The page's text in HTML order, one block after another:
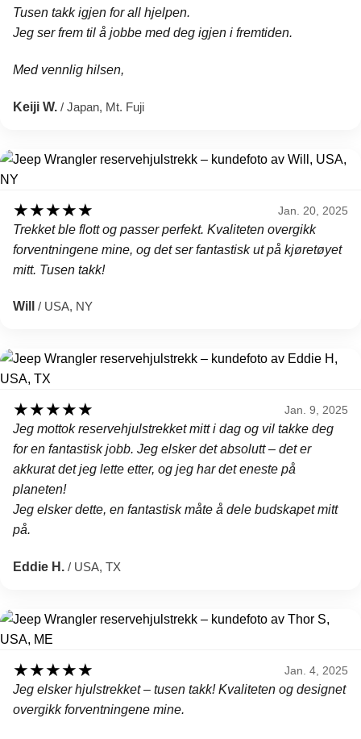
Tusen takk igjen for all hjelpen.
Jeg ser frem til å jobbe med deg igjen i fremtiden.
Med vennlig hilsen,
Keiji W. / Japan, Mt. Fuji
★★★★★ Jan. 20, 2025
Trekket ble flott og passer perfekt. Kvaliteten overgikk
forventningene mine, og det ser fantastisk ut på kjøretøyet
mitt. Tusen takk!
Will / USA, NY
★★★★★ Jan. 9, 2025
Jeg mottok reservehjulstrekket mitt i dag og vil takke deg
for en fantastisk jobb. Jeg elsker det absolutt – det er
akkurat det jeg lette etter, og jeg har det eneste på
planeten!
Jeg elsker dette, en fantastisk måte å dele budskapet mitt
på.
Eddie H. / USA, TX
★★★★★ Jan. 4, 2025
Jeg elsker hjulstrekket – tusen takk! Kvaliteten og designet
overgikk forventningene mine.